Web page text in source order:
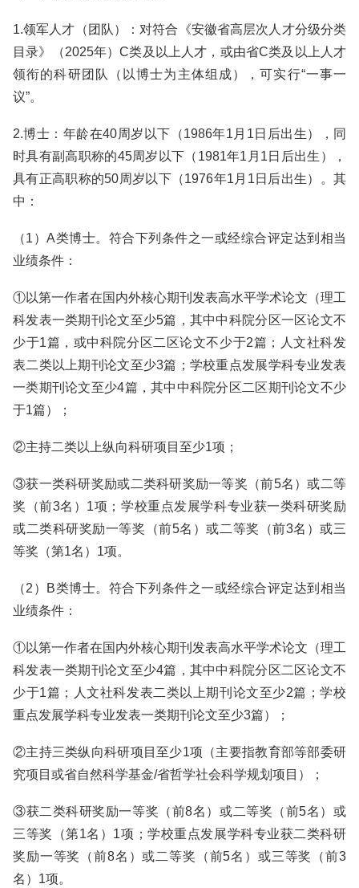
1.领军人才（团队）：对符合《安徽省高层次人才分级分类
目录》（2025年）C类及以上人才，或由省C类及以上人才
领衔的科研团队（以博士为主体组成），可实行“一事一
议”。
2.博士：年龄在40周岁以下（1986年1月1日后出生），同
时具有副高职称的45周岁以下（1981年1月1日后出生），
具有正高职称的50周岁以下（1976年1月1日后出生）。其
中：
（1）A类博士。符合下列条件之一或经综合评定达到相当
业绩条件：
①以第一作者在国内外核心期刊发表高水平学术论文（理工
科发表一类期刊论文至少5篇，其中中科院分区一区论文不
少于1篇，或中科院分区二区论文不少于2篇；人文社科发
表二类以上期刊论文至少3篇；学校重点发展学科专业发表
一类期刊论文至少4篇，其中中科院分区二区期刊论文不少
于1篇）；
②主持二类以上纵向科研项目至少1项；
③获一类科研奖励或二类科研奖励一等奖（前5名）或二等
奖（前3名）1项；学校重点发展学科专业获一类科研奖励
或二类科研奖励一等奖（前5名）或二等奖（前3名）或三
等奖（第1名）1项。
（2）B类博士。符合下列条件之一或经综合评定达到相当
业绩条件：
①以第一作者在国内外核心期刊发表高水平学术论文（理工
科发表一类期刊论文至少4篇，其中中科院分区二区论文不
少于1篇；人文社科发表二类以上期刊论文至少2篇；学校
重点发展学科专业发表一类期刊论文至少3篇）；
②主持三类纵向科研项目至少1项（主要指教育部等部委研
究项目或省自然科学基金/省哲学社会科学规划项目）；
③获二类科研奖励一等奖（前8名）或二等奖（前5名）或
三等奖（第1名）1项；学校重点发展学科专业获二类科研
奖励一等奖（前8名）或二等奖（前5名）或三等奖（前3
名）1项。